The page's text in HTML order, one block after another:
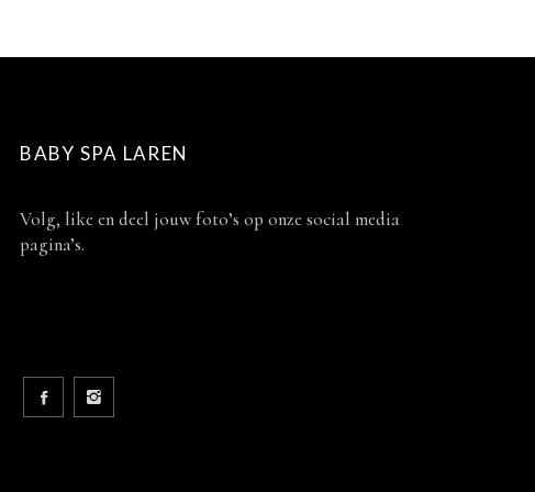
BABY SPA LAREN
Volg, like en deel jouw foto’s op onze social media
pagina’s.